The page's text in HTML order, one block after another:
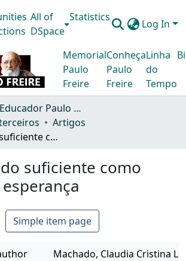
All of
DSpace
Statistics
Log In
Memorial
Paulo
Freire
Conheça
Paulo
Freire
Linha
do
Tempo
Acervo Educador Paulo Freire
Artigos
Educação do suficiente como prática de esperança
suficiente como
Simple item page
Machado, Claudia Cristina